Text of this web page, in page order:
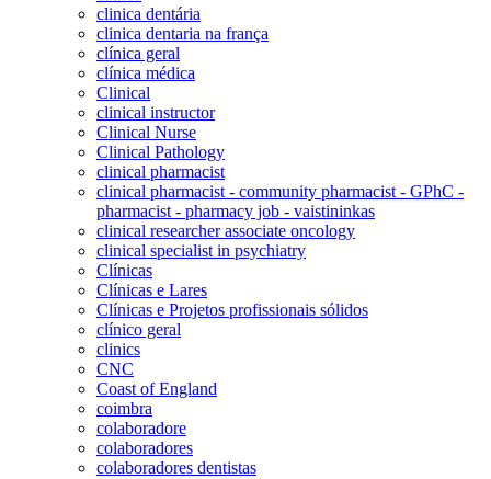
clinica dentária
clinica dentaria na frança
clínica geral
clínica médica
Clinical
clinical instructor
Clinical Nurse
Clinical Pathology
clinical pharmacist
clinical pharmacist - community pharmacist - GPhC -
pharmacist - pharmacy job - vaistininkas
clinical researcher associate oncology
clinical specialist in psychiatry
Clínicas
Clínicas e Lares
Clínicas e Projetos profissionais sólidos
clínico geral
clinics
CNC
Coast of England
coimbra
colaboradore
colaboradores
colaboradores dentistas